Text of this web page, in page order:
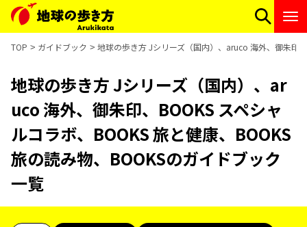
TOP ガイドブック 地球の歩き方 Jシリーズ（国内）、aruco 海外、御朱印
地球の歩き方 Jシリーズ（国内）、ar
uco 海外、御朱印、BOOKS スペシャ
ルコラボ、BOOKS 旅と健康、BOOKS
旅の読み物、BOOKSのガイドブック
一覧